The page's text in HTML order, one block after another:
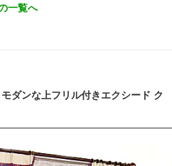
一覧へ
ダンな上フリル付きエクシード ク